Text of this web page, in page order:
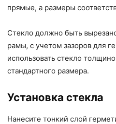
прямые, а размеры
Стекло должно быть
рамы, с учетом зазоров для
использовать стекло
стандартного размера.
Установка стекла
Нанесите тонкий слой